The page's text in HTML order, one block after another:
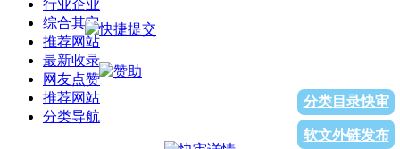
行业企业
综合其它
推荐网站
最新收录
网友点赞
推荐网站
分类导航
分类目录快审
软文外链发布